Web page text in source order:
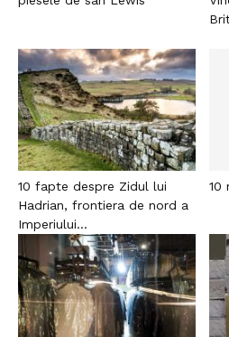
10 fapte despre Zidul lui
Hadrian, frontiera de nord a
Imperiului...
10